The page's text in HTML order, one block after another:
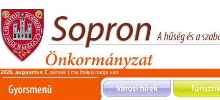
2026. augusztus 7. péntek | ma Ibolya napja van